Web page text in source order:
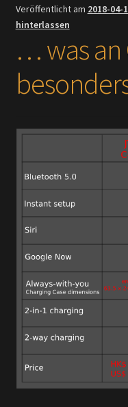
Veröffentlicht am 2018-04-
hinterlassen
… was an